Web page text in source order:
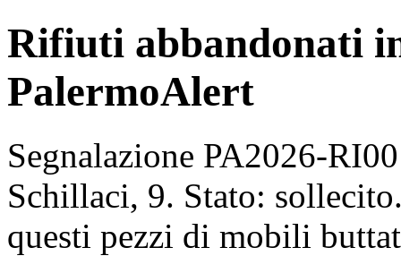
Rifiuti abbandonati
PalermoAlert
Segnalazione PA2026-
Schillaci, 9. Stato:
questi pezzi di mobili